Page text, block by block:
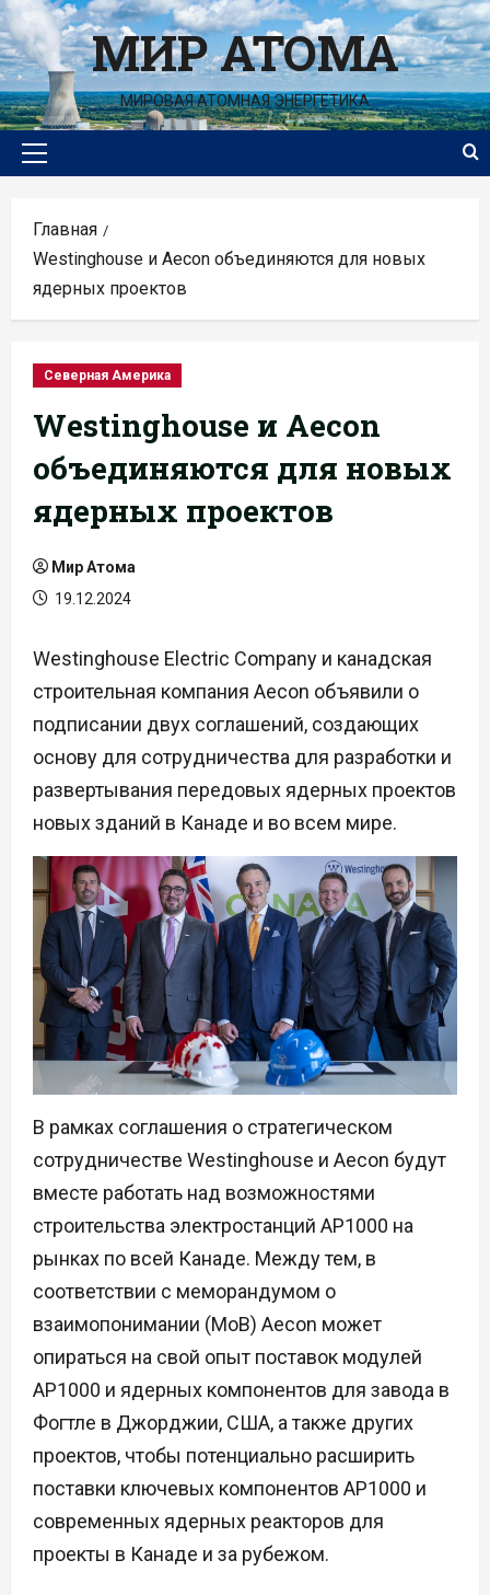
Перейти
к
содержимомуМИР АТОМА
МИРОВАЯ АТОМНАЯ ЭНЕРГЕТИКА
Основное
Главная
Westinghouse и Aecon объединяются для новых
ядерных проектов
Северная Америка
Westinghouse и Aecon
объединяются для новых
ядерных проектов
Мир Атома
19.12.2024
Westinghouse Electric Company и канадская
строительная компания Aecon объявили о
подписании двух соглашений, создающих
основу для сотрудничества для разработки и
развертывания передовых ядерных проектов
новых зданий в Канаде и во всем мире.
В рамках соглашения о стратегическом
сотрудничестве Westinghouse и Aecon будут
вместе работать над возможностями
строительства электростанций AP1000 на
рынках по всей Канаде. Между тем, в
соответствии с меморандумом о
взаимопонимании (МоВ) Aecon может
опираться на свой опыт поставок модулей
AP1000 и ядерных компонентов для завода в
Фогтле в Джорджии, США, а также других
проектов, чтобы потенциально расширить
поставки ключевых компонентов AP1000 и
современных ядерных реакторов для
проекты в Канаде и за рубежом.